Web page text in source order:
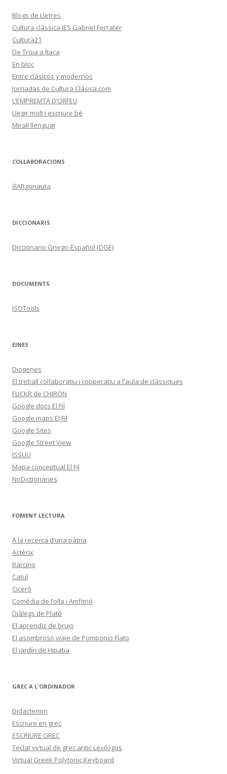
Blogs de Lletres
Cultura clàssica IES Gabriel Ferrater
Cultura21
De Troia a Ítaca
En bloc
Entre clásicos y modernos
Jornadas de Cultura Clásica.com
L’EMPREMTA D’ORFEU
Llegir molt i escriure bé
Mirall llenguat
COL·LABORACIONS
illARgonauta
DICCIONARIS
Diccionario Griego-Español (DGE)
DOCUMENTS
ISOTools
EINES
Diogenes
El treball col·laboratiu i cooperatiu a l'aula de clàssiques
FLICKR de CHIRON
Google docs El Fil
Google maps El Fil
Google Sites
Google Street View
ISSUU
Mapa conceptual El Fil
NoDictionaries
FOMENT LECTURA
A la recerca d’una pàtria
Astèrix
Barcino
Catul
Ciceró
Comèdia de l’olla i Amfitrió
Diàlegs de Plató
El aprendiz de brujo
El asombroso viaje de Pomponio Flato
El jardín de Hipatia
GREC A L'ORDINADOR
Didacterion
Escriure en grec
ESCRIURE GREC
Teclat virtual de grec antic Lexilogos
Virtual Greek Polytonic Keyboard